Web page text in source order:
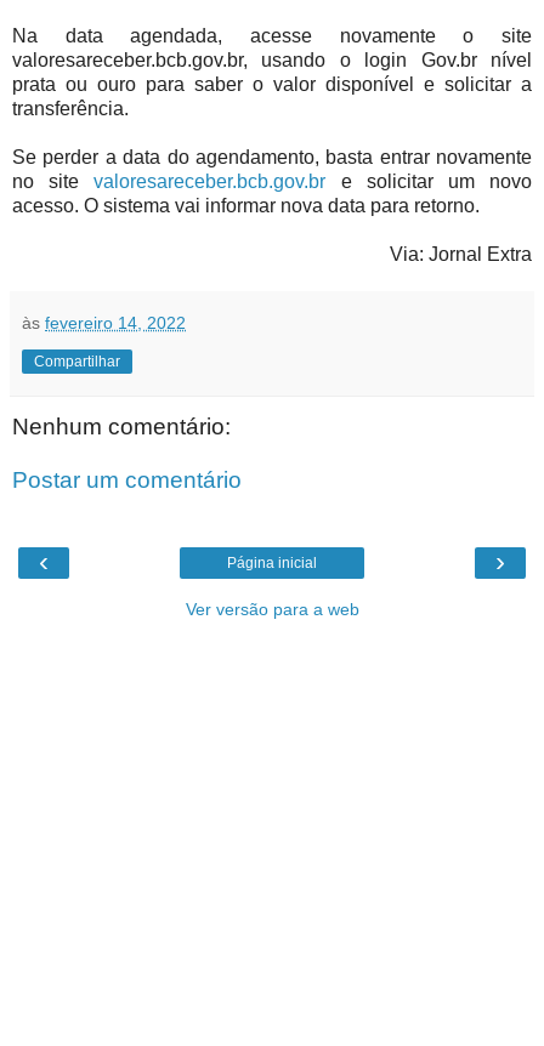
Na data agendada, acesse novamente o site
valoresareceber.bcb.gov.br, usando o login Gov.br nível
prata ou ouro para saber o valor disponível e solicitar a
transferência.
Se perder a data do agendamento, basta entrar novamente
no sitevaloresareceber.bcb.gov.br e solicitar um novo
acesso. O sistema vai informar nova data para retorno.
Via: Jornal Extra
às fevereiro 14, 2022
Compartilhar
Nenhum comentário:
Postar um comentário
‹ ›
Página inicial
Ver versão para a web